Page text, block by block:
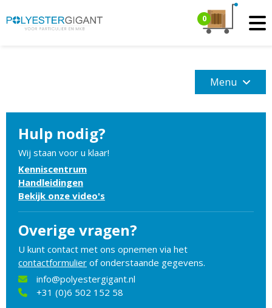
0
Menu
Hulp nodig?
Wij staan voor u klaar!
Kenniscentrum
Handleidingen
Bekijk onze video's
Overige vragen?
U kunt contact met ons opnemen via het
contactformulier of onderstaande gegevens.
info@polyestergigant.nl
+31 (0)6 502 152 58